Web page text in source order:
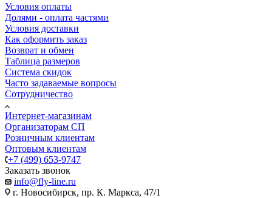
Условия оплаты
Долями - оплата частями
Условия доставки
Как оформить заказ
Возврат и обмен
Таблица размеров
Система скидок
Часто задаваемые вопросы
Сотрудничество
Интернет-магазинам
Организаторам СП
Розничным клиентам
Оптовым клиентам
+7 (499) 653-9747
Заказать звонок
info@fly-line.ru
г. Новосибирск, пр. К. Маркса, 47/1